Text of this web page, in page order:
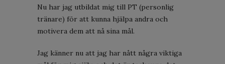
Nu har jag utbildat mig till PT (personlig
tränare) för att kunna hjälpa andra och
motivera dem att nå sina mål.
Jag känner nu att jag har nått några viktiga